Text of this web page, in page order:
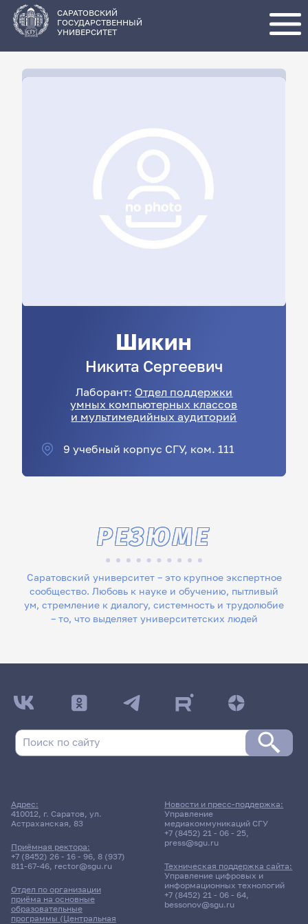
основному
содержанию
САРАТОВСКИЙ
ГОСУДАРСТВЕННЫЙ
УНИВЕРСИТЕТ
Шикин
Никита Сергеевич
Лаборант: Отдел поддержки
умных компьютерных классов
и мультимедийных аудиторий
9 учебный корпус СГУ, ком. 111
Саратовский университет – это крупное экспертное
сообщество. Любовь к науке и обучению, пытливый
ум, стремление к диалогу, системность и трудолюбие
– то, что выделяет университетских людей
РЕЗЮМЕ
Адрес:
410012, г. Саратов, ул.
Астраханская, 83
Приёмная ректора:
+7 (8452) 26 - 16 - 96, 8 (937)
811-67-46, rector@sgu.ru
Отдел по организации
приёма на основные
образовательные
программы (Центральная
Новости и пресс-поддержка:
Управление
медиакоммуникаций СГУ
+7 (8452) 21 - 06 - 25,
press@sgu.ru
Техническая поддержка сайта:
Управление цифровых и
информационных технологий
+7 (8452) 21 - 06 - 64,
bessonov@sgu.ru